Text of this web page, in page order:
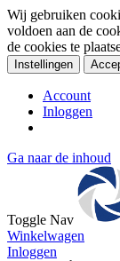
Wij gebruiken
voldoen aan de
de cookies te
Instellingen
Account
Inloggen
Ga naar de inhoud
Toggle Nav
Winkelwagen
Inloggen